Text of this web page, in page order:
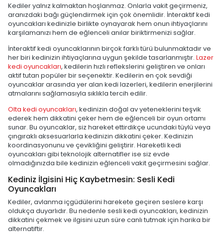
Kediler yalnız kalmaktan hoşlanmaz. Onlarla vakit geçirmeniz,
aranızdaki bağı güçlendirmek için çok önemlidir. İnteraktif kedi
oyuncakları kedinizle birlikte oynayarak hem onun ihtiyaçlarını
karşılamanızı hem de eğlenceli anılar biriktirmenizi sağlar.
İnteraktif kedi oyuncaklarının birçok farklı türü bulunmaktadır ve
her biri kedinizin ihtiyaçlarına uygun şekilde tasarlanmıştır. Lazer
kedi oyuncakları, kedilerin hızlı reflekslerini geliştiren ve onları
aktif tutan popüler bir seçenektir. Kedilerin en çok sevdiği
oyuncaklar arasında yer alan kedi lazerleri, kedilerin enerjilerini
atmalarını sağlamasıyla sıklıkla tercih edilir.
Olta kedi oyuncakları, kedinizin doğal av yeteneklerini teşvik
ederek hem dikkatini çeker hem de eğlenceli bir oyun ortamı
sunar. Bu oyuncaklar, siz hareket ettirdikçe ucundaki tüylü veya
çıngıraklı aksesuarlarla kedinizin dikkatini çeker. Kedinizin
koordinasyonunu ve çevikliğini geliştirir. Hareketli kedi
oyuncakları gibi teknolojik alternatifler ise siz evde
olmadığınızda bile kedinizin eğlenceli vakit geçirmesini sağlar.
Kediniz İlgisini Hiç Kaybetmesin: Sesli Kedi
Oyuncakları
Kediler, avlanma içgüdülerini harekete geçiren seslere karşı
oldukça duyarlıdır. Bu nedenle sesli kedi oyuncakları, kedinizin
dikkatini çekmek ve ilgisini uzun süre canlı tutmak için harika bir
alternatiftir.